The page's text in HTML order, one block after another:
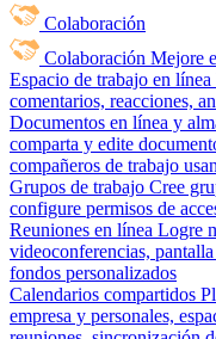
Colaboración
Colaboración Mejore
Espacio de trabajo en línea
comentarios, reacciones,
Documentos en línea y
comparta y edite
compañeros de trabajo
Grupos de trabajo Cree
configure permisos de
Reuniones en línea Logre
videoconferencias,
fondos personalizados
Calendarios compartidos
empresa y personales,